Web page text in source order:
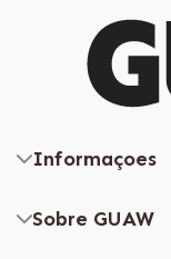
Informaçoes
Sobre GUAW